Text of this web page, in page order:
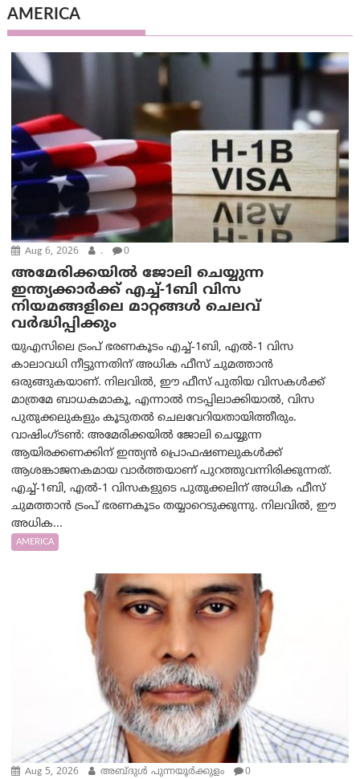
AMERICA
Aug 6, 2026 . 0
അമേരിക്കയില്‍ ജോലി ചെയ്യുന്ന
ഇന്ത്യക്കാർക്ക് എച്ച്-1ബി വിസ
നിയമങ്ങളിലെ മാറ്റങ്ങൾ ചെലവ്
വർദ്ധിപ്പിക്കും
യുഎസിലെ ട്രംപ് ഭരണകൂടം എച്ച്-1ബി, എൽ-1 വിസ
കാലാവധി നീട്ടുന്നതിന് അധിക ഫീസ് ചുമത്താൻ
ഒരുങ്ങുകയാണ്. നിലവിൽ, ഈ ഫീസ് പുതിയ വിസകൾക്ക്
മാത്രമേ ബാധകമാകൂ, എന്നാൽ നടപ്പിലാക്കിയാൽ, വിസ
പുതുക്കലുകളും കൂടുതൽ ചെലവേറിയതായിത്തീരും.
വാഷിംഗ്ടണ്‍: അമേരിക്കയില്‍ ജോലി ചെയ്യുന്ന
ആയിരക്കണക്കിന് ഇന്ത്യൻ പ്രൊഫഷണലുകൾക്ക്
ആശങ്കാജനകമായ വാർത്തയാണ് പുറത്തുവന്നിരിക്കുന്നത്.
എച്ച്-1ബി, എൽ-1 വിസകളുടെ പുതുക്കലിന് അധിക ഫീസ്
ചുമത്താൻ ട്രംപ് ഭരണകൂടം തയ്യാറെടുക്കുന്നു. നിലവിൽ, ഈ
അധിക...
AMERICA
Aug 5, 2026 അബ്ദുൾ പുന്നയൂർക്കുളം 0